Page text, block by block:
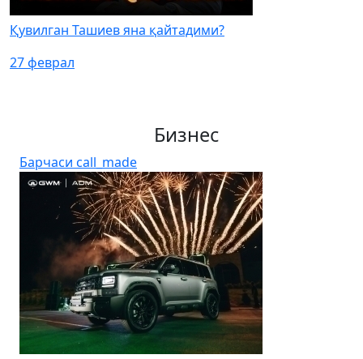
Қувилган Ташиев яна қайтадими?
27 феврал
Бизнес
Барчаси call_made